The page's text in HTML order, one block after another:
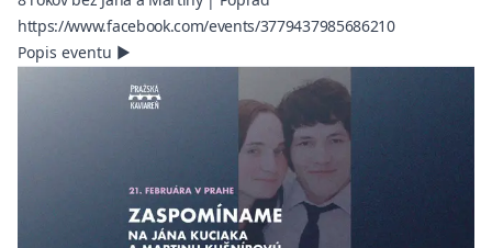
https://www.facebook.com/events/3779437985686210(opens in a
Popis eventu ▶